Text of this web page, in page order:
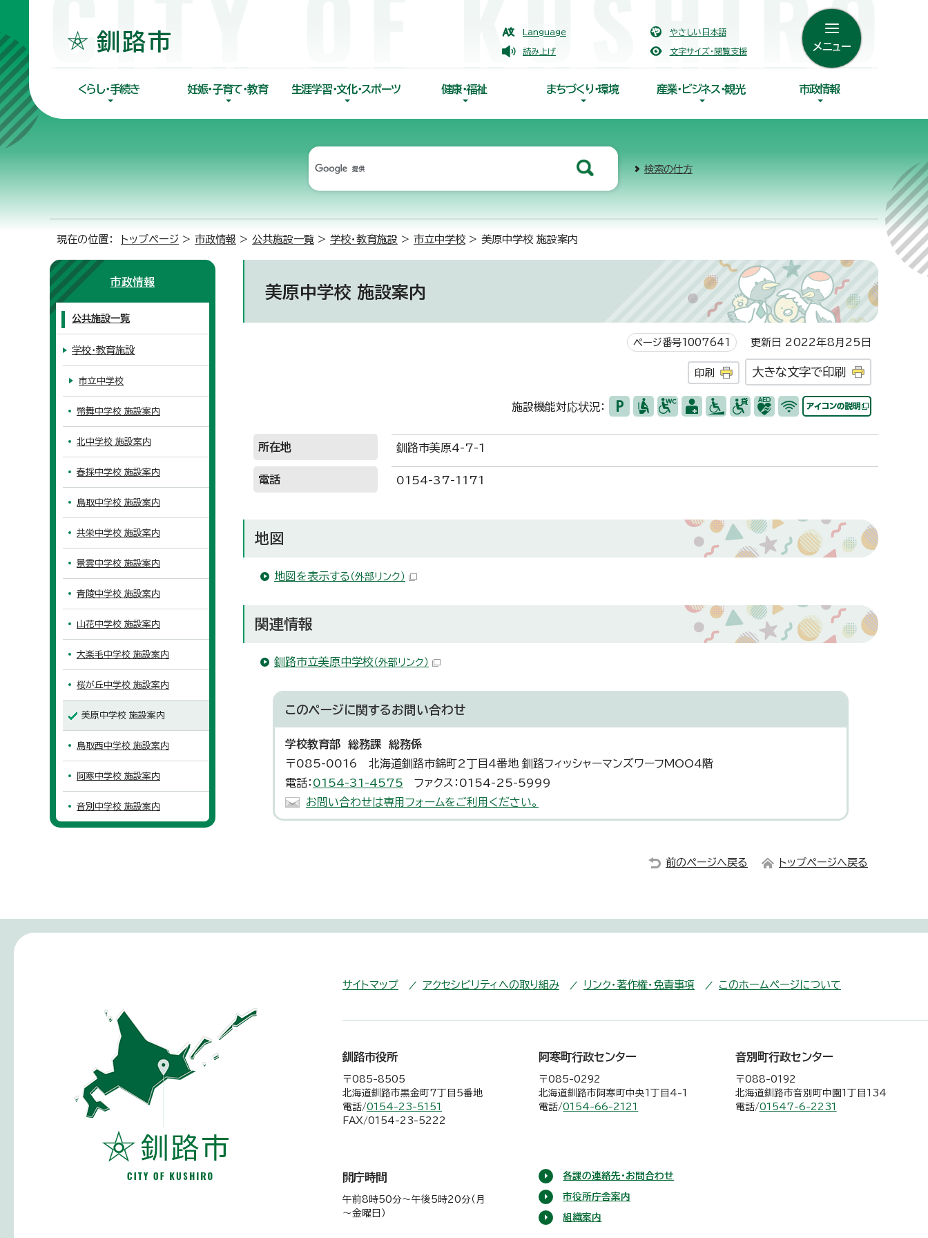
Language やさしい日本語
読み上げ 文字サイズ・閲覧支援 メニュー
くらし・手続き 妊娠・子育て・教育 生涯学習・文化・スポーツ 健康・福祉 まちづくり・環境 産業・ビジネス・観光 市政情報
検索の仕方
現在の位置： トップページ > 市政情報 > 公共施設一覧 > 学校・教育施設 > 市立中学校 > 美原中学校 施設案内
美原中学校 施設案内
ページ番号1007641 更新日 2022年8月25日
印刷 大きな文字で印刷
施設機能対応状況：
所在地 釧路市美原4-7-1
電話 0154-37-1171
地図
地図を表示する （外部リンク）
関連情報
釧路市立美原中学校（外部リンク）
このページに関するお問い合わせ
学校教育部 総務課 総務係
〒085-0016 北海道釧路市錦町2丁目4番地 釧路フィッシャーマンズワーフMOO4階
電話： 0154-31-4575 ファクス：0154-25-5999
お問い合わせは専用フォームをご利用ください。
市政情報
公共施設一覧
学校・教育施設
市立中学校
幣舞中学校 施設案内
北中学校 施設案内
春採中学校 施設案内
鳥取中学校 施設案内
共栄中学校 施設案内
景雲中学校 施設案内
青陵中学校 施設案内
山花中学校 施設案内
大楽毛中学校 施設案内
桜が丘中学校 施設案内
美原中学校 施設案内
鳥取西中学校 施設案内
阿寒中学校 施設案内
音別中学校 施設案内
前のページへ戻る トップページへ戻る
サイトマップ アクセシビリティへの取り組み リンク・著作権・免責事項 このホームページについて
釧路市役所
〒085-8505
北海道釧路市黒金町7丁目5番地
電話/0154-23-5151
FAX/0154-23-5222
阿寒町行政センター
〒085-0292
北海道釧路市阿寒町中央1丁目4-1
電話/0154-66-2121
音別町行政センター
〒088-0192
北海道釧路市音別町中園1丁目134
電話/01547-6-2231
開庁時間
午前8時50分～午後5時20分（月
～金曜日）
各課の連絡先・お問合わせ
市役所庁舎案内
組織案内